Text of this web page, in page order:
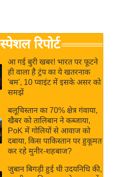
स्पेशल रिपोर्ट
आ गई बुरी खबर! भारत पर फूटने
ही वाला है ट्रंप का ये खतरनाक
'बम', 10 प्वाइंट में इसके असर को
समझें
बलूचिस्तान का 70% क्षेत्र गंवाया,
खैबर को तालिबान ने कब्जाया,
PoK में गोलियों से आवाज को
दबाया, किस पाकिस्तान पर हुकूमत
कर रहे मुनीर-शहबाज?
जुबान बिगड़ी हुई थी उदयनिधि की,